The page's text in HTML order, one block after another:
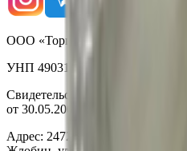
ООО «Торговая сеть «Продмир»
УНП 490314725
Свидетельство о
от 30.05.2003г выдано
Адрес: 247210, Республика